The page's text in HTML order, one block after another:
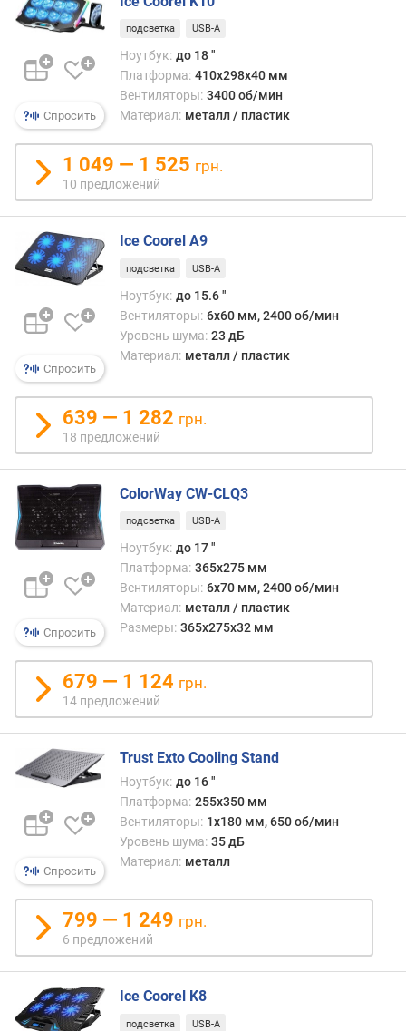
ы
е
б
о
о
т
ы
(
о
б
/
м
и
)
а
к
.
з
д
у
ш
ы
й
о
к
C
F
M
)
у
о
в
е
н
ь
ш
у
м
а
Спросить
подсветка USB-A
Ноутбук: до 18 "
Платформа: 410x298x40 мм
Вентиляторы: 3400 об/мин
Материал: металл / пластик
1 049 — 1 525 грн.
10 предложений
Спросить
Ice Coorel A9
подсветка USB-A
Ноутбук: до 15.6 "
Вентиляторы: 6х60 мм, 2400 об/мин
Уровень шума: 23 дБ
Материал: металл / пластик
639 — 1 282 грн.
18 предложений
Спросить
ColorWay CW-CLQ3
подсветка USB-A
Ноутбук: до 17 "
Платформа: 365х275 мм
Вентиляторы: 6х70 мм, 2400 об/мин
Материал: металл / пластик
Размеры: 365х275х32 мм
679 — 1 124 грн.
14 предложений
Спросить
Trust Exto Cooling Stand
Ноутбук: до 16 "
Платформа: 255x350 мм
Вентиляторы: 1x180 мм, 650 об/мин
Уровень шума: 35 дБ
Материал: металл
799 — 1 249 грн.
6 предложений
Ice Coorel K8
подсветка USB-A